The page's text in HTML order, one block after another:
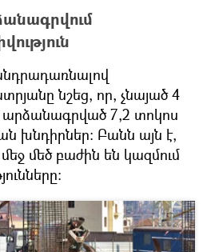
նշեց, որ, չնայած 4
արձանագրված 7,2 տոկոս
խնդիրներ։ Բանն այն է,
մեծ բաժին են կազմում